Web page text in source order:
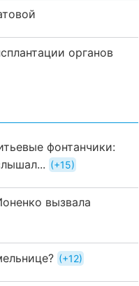
органов
фонтанчики:
+15
вызвала
+12